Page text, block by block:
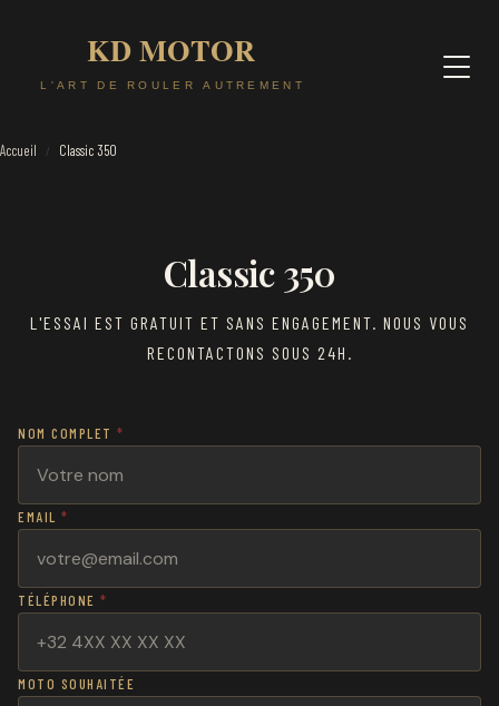
Accueil / Classic 350
Classic 350
L'ESSAI EST GRATUIT ET SANS ENGAGEMENT. NOUS VOUS
RECONTACTONS SOUS 24H.
NOM COMPLET *
EMAIL *
TÉLÉPHONE *
MOTO SOUHAITÉE